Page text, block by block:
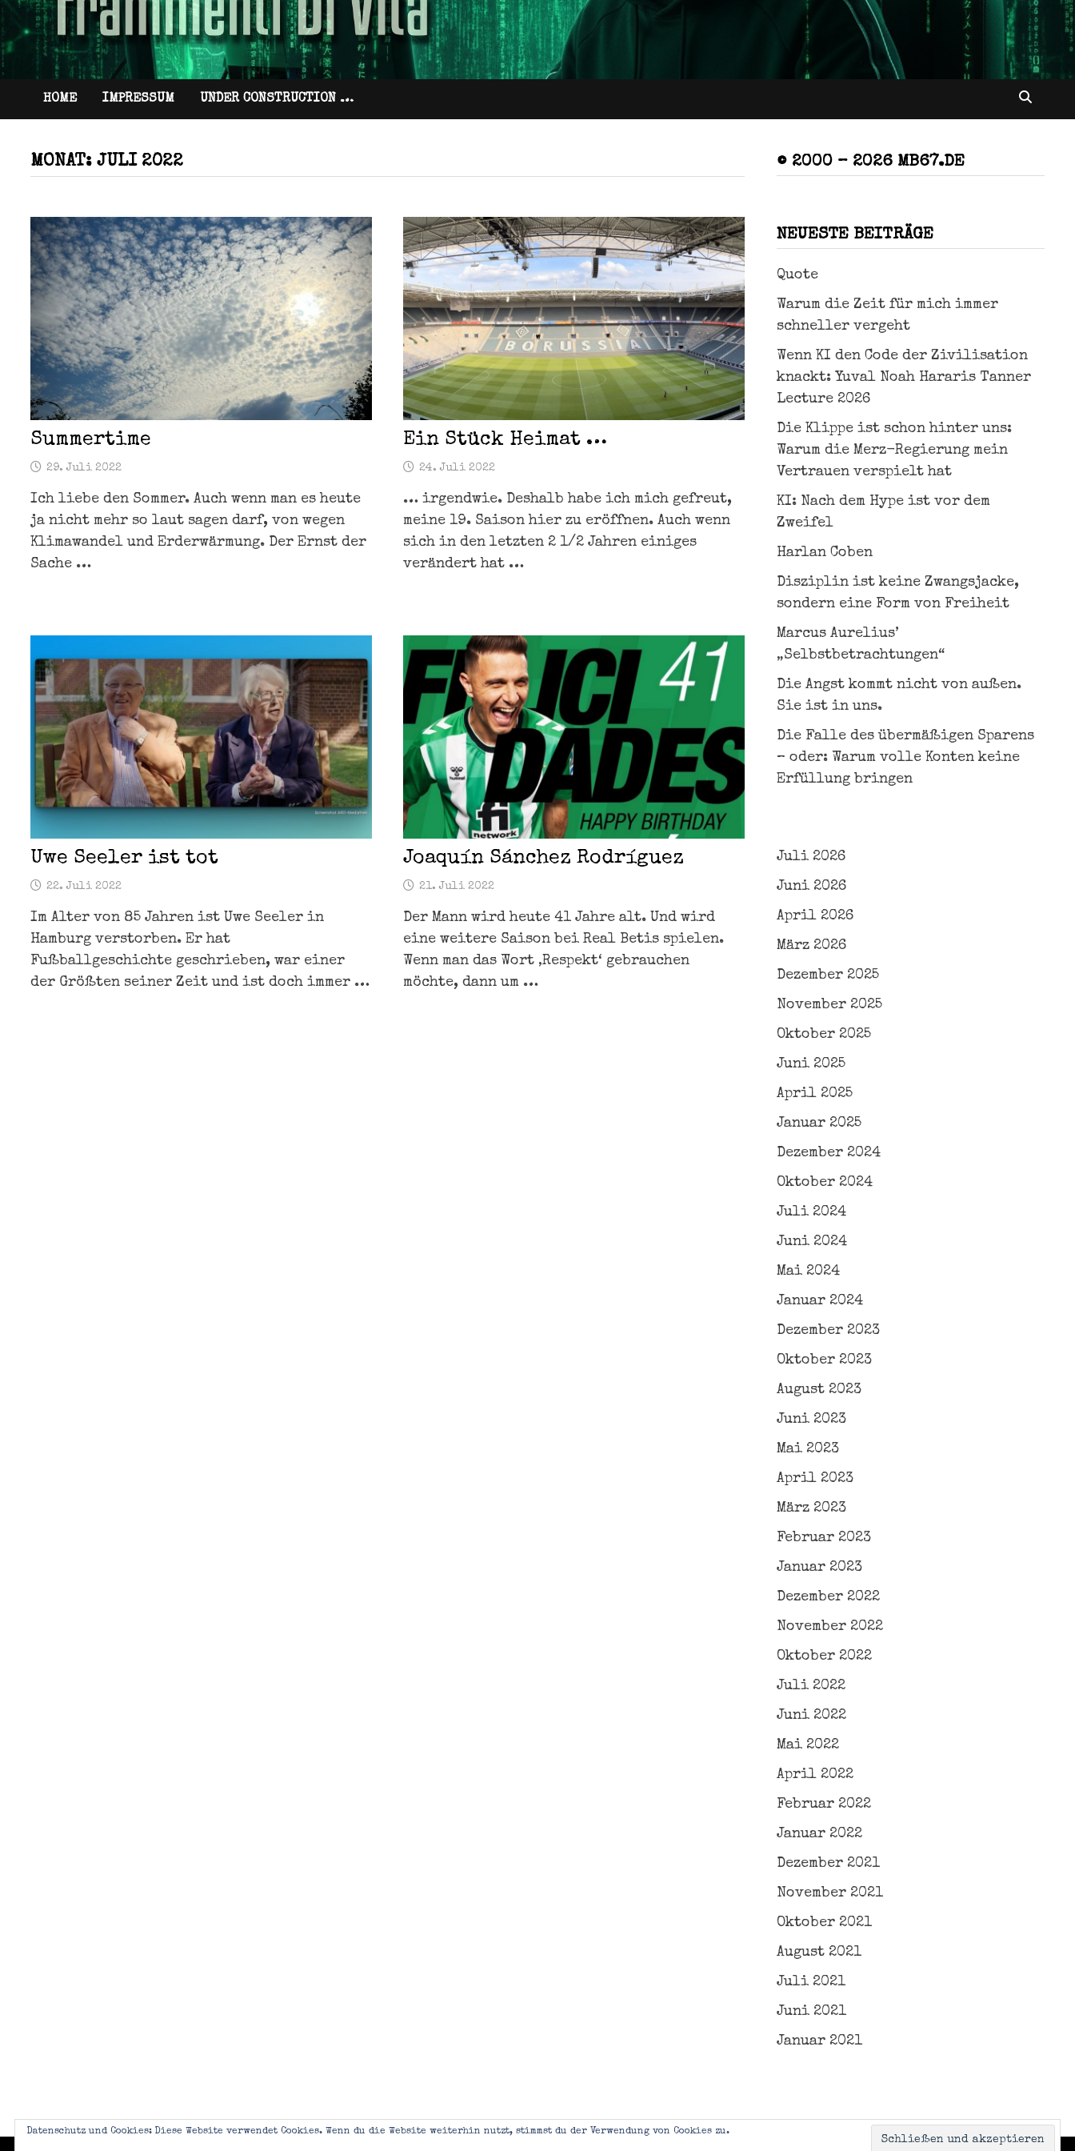
HOME IMPRESSUM UNDER CONSTRUCTION …
MONAT:JULI 2022
Summertime
29. Juli 2022
Ich liebe den Sommer. Auch wenn man es heute
ja nicht mehr so laut sagen darf, von wegen
Klimawandel und Erderwärmung. Der Ernst der
Sache …
Ein Stück Heimat …
24. Juli 2022
… irgendwie. Deshalb habe ich mich gefreut,
meine 19. Saison hier zu eröffnen. Auch wenn
sich in den letzten 2 1/2 Jahren einiges
verändert hat …
Uwe Seeler ist tot
22. Juli 2022
Im Alter von 85 Jahren ist Uwe Seeler in
Hamburg verstorben. Er hat
Fußballgeschichte geschrieben, war einer
der Größten seiner Zeit und ist doch immer …
Joaquín Sánchez Rodríguez
21. Juli 2022
Der Mann wird heute 41 Jahre alt. Und wird
eine weitere Saison bei Real Betis spielen.
Wenn man das Wort ‚Respekt‘ gebrauchen
möchte, dann um …
© 2000 – 2026 MB67.DE
NEUESTE BEITRÄGE
Quote
Warum die Zeit für mich immer
schneller vergeht
Wenn KI den Code der Zivilisation
knackt: Yuval Noah Hararis Tanner
Lecture 2026
Die Klippe ist schon hinter uns:
Warum die Merz-Regierung mein
Vertrauen verspielt hat
KI: Nach dem Hype ist vor dem
Zweifel
Harlan Coben
Disziplin ist keine Zwangsjacke,
sondern eine Form von Freiheit
Marcus Aurelius’
„Selbstbetrachtungen“
Die Angst kommt nicht von außen.
Sie ist in uns.
Die Falle des übermäßigen Sparens
– oder: Warum volle Konten keine
Erfüllung bringen
Juli 2026
Juni 2026
April 2026
März 2026
Dezember 2025
November 2025
Oktober 2025
Juni 2025
April 2025
Januar 2025
Dezember 2024
Oktober 2024
Juli 2024
Juni 2024
Mai 2024
Januar 2024
Dezember 2023
Oktober 2023
August 2023
Juni 2023
Mai 2023
April 2023
März 2023
Februar 2023
Januar 2023
Dezember 2022
November 2022
Oktober 2022
Juli 2022
Juni 2022
Mai 2022
April 2022
Februar 2022
Januar 2022
Dezember 2021
November 2021
Oktober 2021
August 2021
Juli 2021
Juni 2021
Januar 2021
Datenschutz und Cookies: Diese Website verwendet Cookies. Wenn du die Website weiterhin nutzt, stimmst du der Verwendung von Cookies zu.